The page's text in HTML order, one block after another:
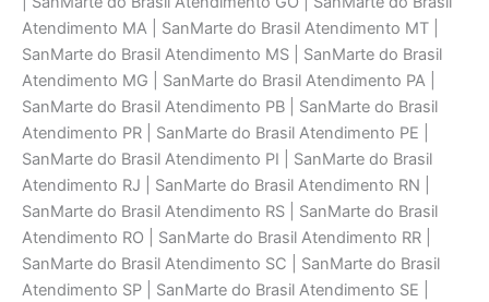
Atendimento MA | SanMarte do Brasil Atendimento MT |
SanMarte do Brasil Atendimento MS | SanMarte do Brasil
Atendimento MG | SanMarte do Brasil Atendimento PA |
SanMarte do Brasil Atendimento PB | SanMarte do Brasil
Atendimento PR | SanMarte do Brasil Atendimento PE |
SanMarte do Brasil Atendimento PI | SanMarte do Brasil
Atendimento RJ | SanMarte do Brasil Atendimento RN |
SanMarte do Brasil Atendimento RS | SanMarte do Brasil
Atendimento RO | SanMarte do Brasil Atendimento RR |
SanMarte do Brasil Atendimento SC | SanMarte do Brasil
Atendimento SP | SanMarte do Brasil Atendimento SE |